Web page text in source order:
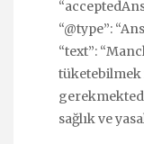
“@type”:
“text”:
tüketebilmek
sağlık ve